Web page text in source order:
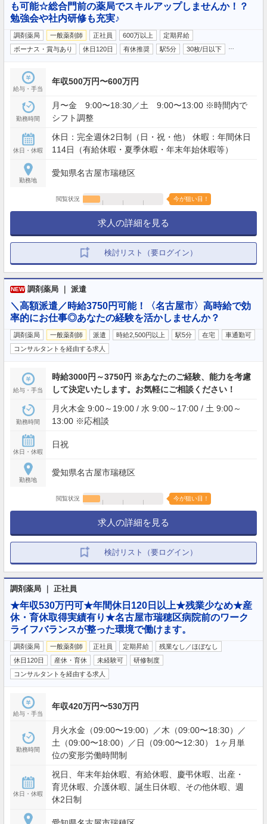
も可能☆総合門前の薬局でスキルアップしませんか！？
勉強会や社内研修も充実♪
調剤薬局 一般薬剤師 正社員 600万以上
定期昇給
ボーナス・賞与あり
休日120日 有休推奨 駅5分 30枚/日以下
給与・手当
年収500万円〜600万円
勤務時間
月〜金 9:00〜18:30／土 9:00〜13:00 ※時間内で
シフト調整
休日・休暇
休日：完全週休2日制（日・祝・他） 休暇：年間休日
114日（有給休暇・夏季休暇・年末年始休暇等）
勤務地
愛知県名古屋市瑞穂区
閲覧状況 今が狙い目！
求人の詳細を見る
検討リスト（要ログイン）
NEW 調剤薬局 ｜ 派遣
＼高額派遣／時給3750円可能！〈名古屋市〉高時給で効
率的にお仕事◎あなたの経験を活かしませんか？
調剤薬局 一般薬剤師 派遣 時給2,500円以上 駅5分 在宅
車通勤可
コンサルタントを経由する求人
給与・手当
時給3000円～3750円 ※あなたのご経験、能力を考慮
して決定いたします。お気軽にご相談ください！
勤務時間
月火木金 9:00～19:00 / 水 9:00～17:00 / 土 9:00～
13:00 ※応相談
休日・休暇
日祝
勤務地
愛知県名古屋市瑞穂区
閲覧状況 今が狙い目！
求人の詳細を見る
検討リスト（要ログイン）
調剤薬局 ｜ 正社員
★年収530万円可★年間休日120日以上★残業少なめ★産
休・育休取得実績有り★名古屋市瑞穂区病院前のワーク
ライフバランスが整った環境で働けます。
調剤薬局 一般薬剤師 正社員 定期昇給
残業なし／ほぼなし
休日120日
産休・育休 未経験可
研修制度
コンサルタントを経由する求人
給与・手当
年収420万円〜530万円
勤務時間
月火水金（09:00〜19:00）／木（09:00〜18:30）／
土（09:00〜18:00）／日（09:00〜12:30） 1ヶ月単
位の変形労働時間制
休日・休暇
祝日、年末年始休暇、有給休暇、慶弔休暇、出産・
育児休暇、介護休暇、誕生日休暇、その他休暇、週
休2日制